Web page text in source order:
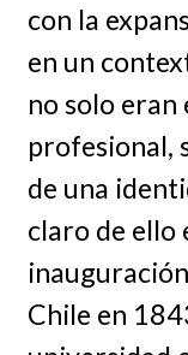
con la
en un
no solo eran
profesional,
de una
claro de ello
Chile en